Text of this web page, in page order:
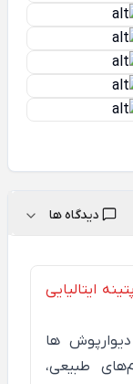
دیدگاه ها
ایتالیایی
ها
طبیعی،